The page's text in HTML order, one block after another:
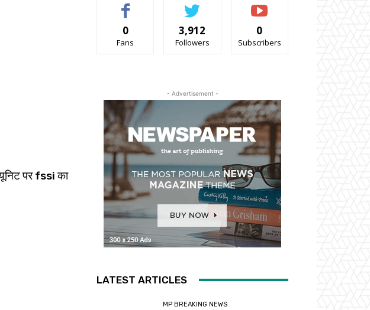
पर fssi का
0
Fans
3,912
Followers
0
Subscribers
- Advertisement -
LATEST ARTICLES
MP BREAKING NEWS